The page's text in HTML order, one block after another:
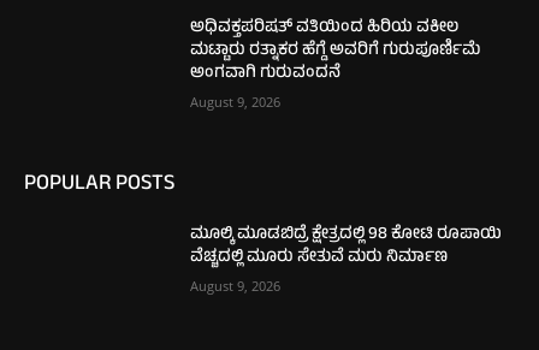
ಅಧಿವಕ್ತಪರಿಷತ್ ವತಿಯಿಂದ ಹಿರಿಯ ವಕೀಲ
ಮಟ್ಟಾರು ರತ್ನಾಕರ ಹೆಗ್ಡೆ ಅವರಿಗೆ ಗುರುಪೂರ್ಣಿಮೆ
ಅಂಗವಾಗಿ ಗುರುವಂದನೆ
August 9, 2026
POPULAR POSTS
ಮೂಲ್ಕಿ ಮೂಡಬಿದ್ರೆ ಕ್ಷೇತ್ರದಲ್ಲಿ 98 ಕೋಟಿ ರೂಪಾಯಿ
ವೆಚ್ಚದಲ್ಲಿ ಮೂರು ಸೇತುವೆ ಮರು ನಿರ್ಮಾಣ
August 9, 2026